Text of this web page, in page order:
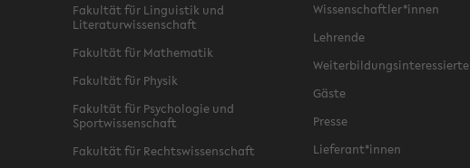
Fakultät für Linguistik und
Literaturwissenschaft
Fakultät für Mathematik
Fakultät für Physik
Fakultät für Psychologie und
Sportwissenschaft
Fakultät für Rechtswissenschaft
Wissenschaftler*innen
Lehrende
Weiterbildungsinteressierte
Gäste
Presse
Lieferant*innen